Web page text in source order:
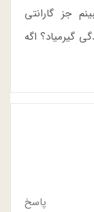
جز گارانتی
گیرمیاد؟ اگه
پاسخ